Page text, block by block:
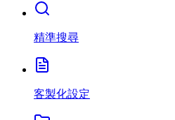
精準搜尋
客製化設定